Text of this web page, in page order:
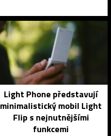
Light Phone představují
minimalistický mobil Light
Flip s nejnutnějšími
funkcemi